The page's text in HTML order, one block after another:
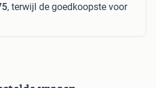
, terwijl de goedkoopste voor